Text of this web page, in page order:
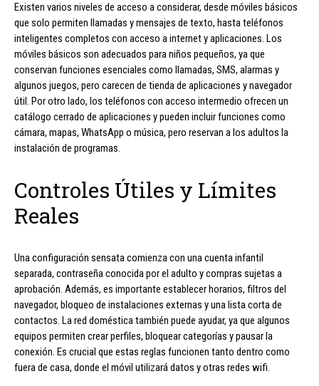
Existen varios niveles de acceso a considerar, desde móviles básicos
que solo permiten llamadas y mensajes de texto, hasta teléfonos
inteligentes completos con acceso a internet y aplicaciones. Los
móviles básicos son adecuados para niños pequeños, ya que
conservan funciones esenciales como llamadas, SMS, alarmas y
algunos juegos, pero carecen de tienda de aplicaciones y navegador
útil. Por otro lado, los teléfonos con acceso intermedio ofrecen un
catálogo cerrado de aplicaciones y pueden incluir funciones como
cámara, mapas, WhatsApp o música, pero reservan a los adultos la
instalación de programas.
Controles Útiles y Límites
Reales
Una configuración sensata comienza con una cuenta infantil
separada, contraseña conocida por el adulto y compras sujetas a
aprobación. Además, es importante establecer horarios, filtros del
navegador, bloqueo de instalaciones externas y una lista corta de
contactos. La red doméstica también puede ayudar, ya que algunos
equipos permiten crear perfiles, bloquear categorías y pausar la
conexión. Es crucial que estas reglas funcionen tanto dentro como
fuera de casa, donde el móvil utilizará datos y otras redes wifi.